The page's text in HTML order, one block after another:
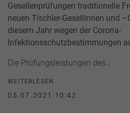
Gesellenprüfungen traditionelle
neuen Tischler-Gesellinnen und
diesem Jahr wegen der Corona-
Infektionsschutzbestimmungen
Die Prüfungsleistungen des…
WEITERLESEN
05.07.2021 10:42